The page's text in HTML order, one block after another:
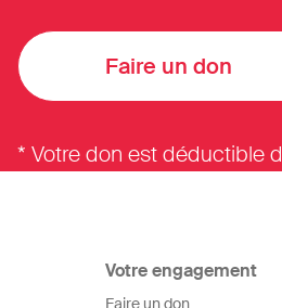
Faire un don
* Votre don est déductible
Votre engagement
Faire un don